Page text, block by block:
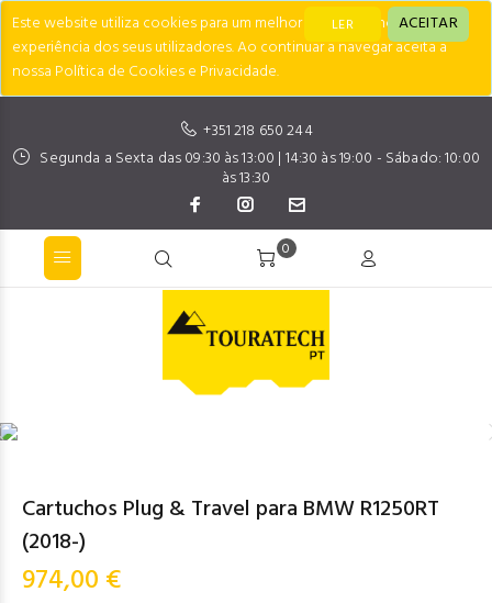
Este website utiliza cookies para um melhor desempenho e
experiência dos seus utilizadores. Ao continuar a navegar aceita a
nossa Política de Cookies e Privacidade.
LER ACEITAR
+351 218 650 244
Segunda a Sexta das 09:30 às 13:00 | 14:30 às 19:00 - Sábado: 10:00
às 13:30
0
Cartuchos Plug & Travel para BMW R1250RT
(2018-)
974,00 €